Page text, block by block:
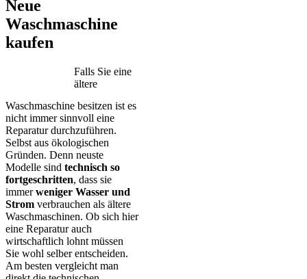
Neue
Waschmaschine
kaufen
Falls Sie eine
ältere
Waschmaschine besitzen ist es
nicht immer sinnvoll eine
Reparatur durchzuführen.
Selbst aus ökologischen
Gründen. Denn neuste
Modelle sind technisch so
fortgeschritten, dass sie
immerweniger Wasser und
Strom verbrauchen als ältere
Waschmaschinen. Ob sich hier
eine Reparatur auch
wirtschaftlich lohnt müssen
Sie wohl selber entscheiden.
Am besten vergleicht man